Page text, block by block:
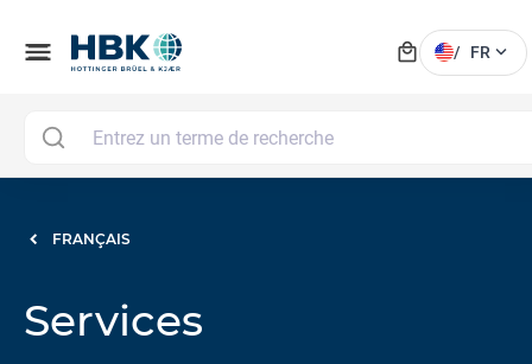
menu local_mall / FR expand_more
FRANÇAIS
Services